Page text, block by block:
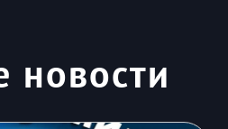
новости